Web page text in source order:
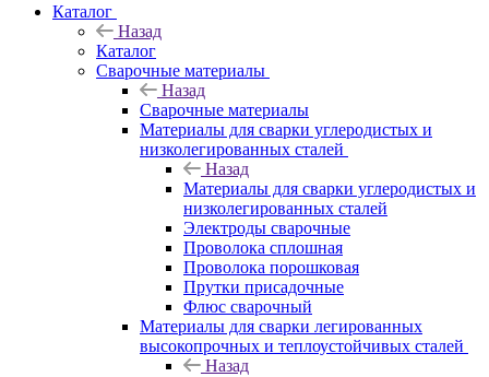
Каталог
Назад
Каталог
Сварочные материалы
Назад
Сварочные материалы
Материалы для сварки углеродистых и
низколегированных сталей
Назад
Материалы для сварки углеродистых и
низколегированных сталей
Электроды сварочные
Проволока сплошная
Проволока порошковая
Прутки присадочные
Флюс сварочный
Материалы для сварки легированных
высокопрочных и теплоустойчивых сталей
Назад